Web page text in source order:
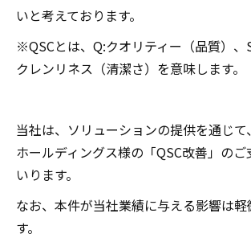
いと考えております。
※QSCとは、Q:クオリティー（品質）、
クレンリネス（清潔さ）を意味します。
当社は、ソリューションの提供を通じて
ホールディングス様の「QSC改善」のご
いります。
なお、本件が当社業績に与える影響は軽
す。